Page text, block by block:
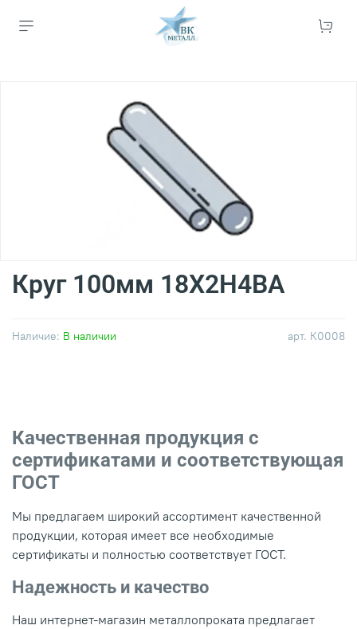
арт. К0008
Наличие: В наличии
Круг 100мм 18Х2Н4ВА
Качественная продукция с
сертификатами и соответствующая
ГОСТ
Мы предлагаем широкий ассортимент качественной
продукции, которая имеет все необходимые
сертификаты и полностью соответствует ГОСТ.
Надежность и качество
Наш интернет-магазин металлопроката предлагает